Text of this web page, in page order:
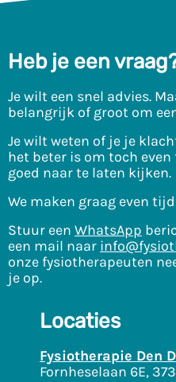
Heb je een
Je wilt een snel advies.
belangrijk of groot om
Je wilt weten of je je
het beter is om toch
goed naar te laten kijken.
We maken graag even
Stuur een WhatsApp
een mail naar
onze fysiotherapeuten
je op.
Locaties
Fysiotherapie Den
Fornheselaan 6E,